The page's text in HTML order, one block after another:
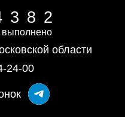
3 8 2
выполнено
области
24-00